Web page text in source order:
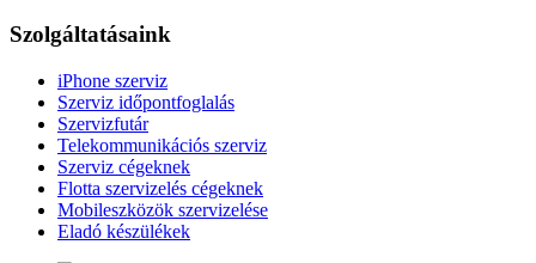
Szolgáltatásaink
iPhone szerviz
Szerviz időpontfoglalás
Szervizfutár
Telekommunikációs szerviz
Szerviz cégeknek
Flotta szervizelés cégeknek
Mobileszközök szervizelése
Eladó készülékek